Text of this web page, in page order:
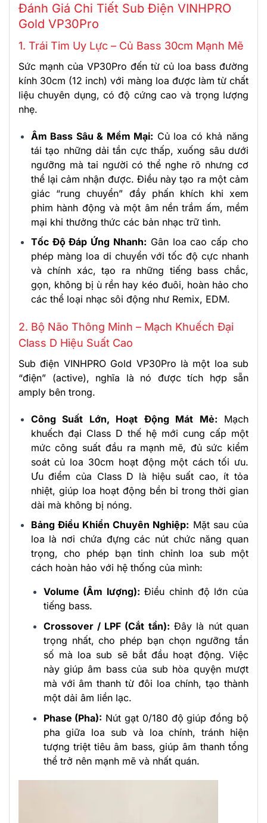
Đánh Giá Chi Tiết Sub Điện VINHPRO
Gold VP30Pro
1. Trái Tim Uy Lực – Củ Bass 30cm Mạnh Mẽ
Sức mạnh của VP30Pro đến từ củ loa bass đường
kính 30cm (12 inch) với màng loa được làm từ chất
liệu chuyên dụng, có độ cứng cao và trọng lượng
nhẹ.
Âm Bass Sâu & Mềm Mại: Củ loa có khả năng
tái tạo những dải tần cực thấp, xuống sâu dưới
ngưỡng mà tai người có thể nghe rõ nhưng cơ
thể lại cảm nhận được. Điều này tạo ra một cảm
giác “rung chuyển” đầy phấn khích khi xem
phim hành động và một âm nền trầm ấm, mềm
mại khi thưởng thức các bản nhạc trữ tình.
Tốc Độ Đáp Ứng Nhanh: Gân loa cao cấp cho
phép màng loa di chuyển với tốc độ cực nhanh
và chính xác, tạo ra những tiếng bass chắc,
gọn, không bị ù rền hay kéo đuôi, hoàn hảo cho
các thể loại nhạc sôi động như Remix, EDM.
2. Bộ Não Thông Minh – Mạch Khuếch Đại
Class D Hiệu Suất Cao
Sub điện VINHPRO Gold VP30Pro là một loa sub
“điện” (active), nghĩa là nó được tích hợp sẵn
amply bên trong.
Công Suất Lớn, Hoạt Động Mát Mẻ: Mạch
khuếch đại Class D thế hệ mới cung cấp một
mức công suất đầu ra mạnh mẽ, đủ sức kiểm
soát củ loa 30cm hoạt động một cách tối ưu.
Ưu điểm của Class D là hiệu suất cao, ít tỏa
nhiệt, giúp loa hoạt động bền bỉ trong thời gian
dài mà không bị nóng.
Bảng Điều Khiển Chuyên Nghiệp: Mặt sau của
loa là nơi chứa đựng các nút chức năng quan
trọng, cho phép bạn tinh chỉnh loa sub một
cách hoàn hảo với hệ thống của mình:
Volume (Âm lượng): Điều chỉnh độ lớn của
tiếng bass.
Crossover / LPF (Cắt tần): Đây là nút quan
trọng nhất, cho phép bạn chọn ngưỡng tần
số mà loa sub sẽ bắt đầu hoạt động. Việc
này giúp âm bass của sub hòa quyện mượt
mà với âm thanh từ đôi loa chính, tạo thành
một dải âm liền lạc.
Phase (Pha): Nút gạt 0/180 độ giúp đồng bộ
pha giữa loa sub và loa chính, tránh hiện
tượng triệt tiêu âm bass, giúp âm thanh tổng
thể trở nên mạnh mẽ và nhất quán.